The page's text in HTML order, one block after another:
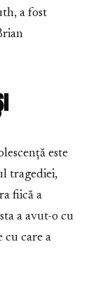
a fost
este
tragediei,
fiică a
a avut-o cu
cu care a